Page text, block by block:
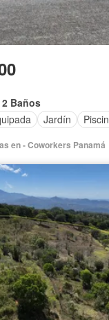
2 Baños
Jardín
en - Coworkers Panamá